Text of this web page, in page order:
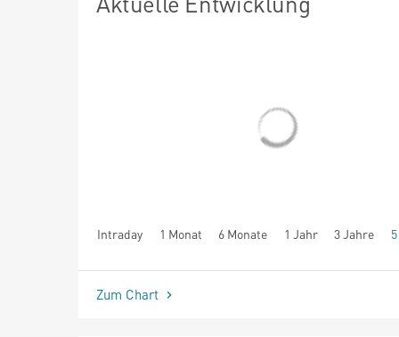
Intraday 1 Monat 6 Monate 1 Jahr 3 Jahre
seit Beginn
Zum Chart